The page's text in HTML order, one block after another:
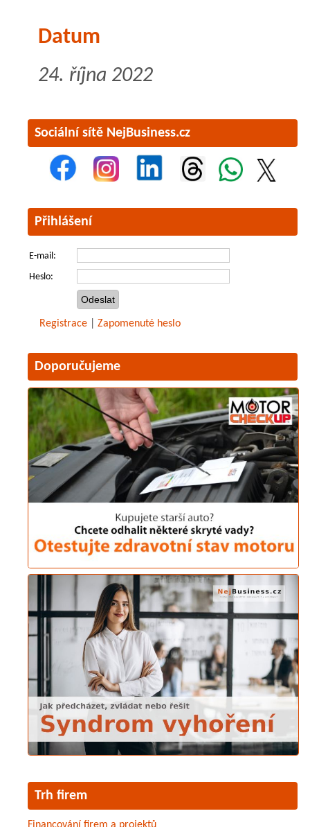
Datum
24. října 2022
Sociální sítě NejBusiness.cz
Přihlášení
E-mail:
Heslo:
Registrace Zapomenuté heslo
Doporučujeme
Trh firem